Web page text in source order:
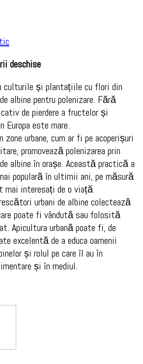
deschise
culturile și plantațiile cu flori din
albine pentru polenizare. Fără
de pierdere a fructelor și
Europa este mare.
urbane, cum ar fi pe acoperișuri
promovează polenizarea prin
albine în orașe. Această practică a
populară în ultimii ani, pe măsură
mai interesați de o viață
urbani de albine colectează
poate fi vândută sau folosită
Apicultura urbană poate fi, de
excelentă de a educa oamenii
și rolul pe care îl au în
și în mediul.